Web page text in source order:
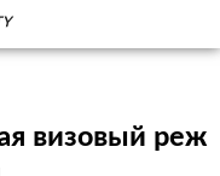
визовый реж